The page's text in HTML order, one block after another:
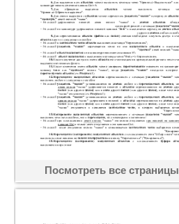
Посмотреть все страницы